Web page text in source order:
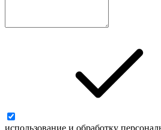
использование и обработку